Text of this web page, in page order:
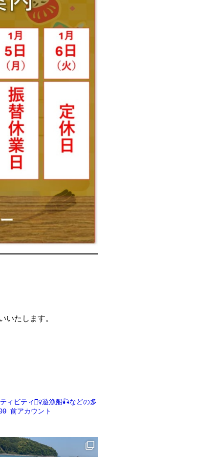
いたします。
ビティ🏄‍♀️遊漁船🎣などの多
前アカウント